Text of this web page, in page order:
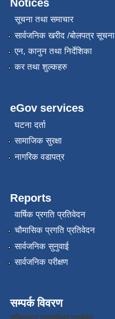
Notices
सूचना तथा समाचार
सार्वजनिक खरीद /बोलपत्र सूचना
एन, कानुन तथा निर्देशिका
कर तथा शुल्कहरु
eGov services
घटना दर्ता
सामाजिक सुरक्षा
नागरिक वडापत्र
Reports
वार्षिक प्रगति प्रतिवेदन
चौमासिक प्रगति प्रतिवेदन
सार्वजनिक सुनुवाई
सार्वजनिक परीक्षण
सम्पर्क विवरण